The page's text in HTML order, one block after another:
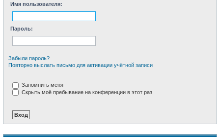
Имя пользователя:
Пароль:
Забыли пароль?
Повторно выслать письмо для активации учётной записи
Запомнить меня
Скрыть моё пребывание на конференции в этот раз